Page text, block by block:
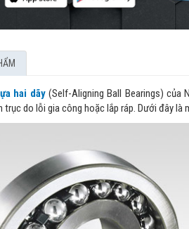
hai dãy(Self-Aligning Ball Bearings) của
trục do lỗi gia công hoặc lắp ráp. Dưới đây